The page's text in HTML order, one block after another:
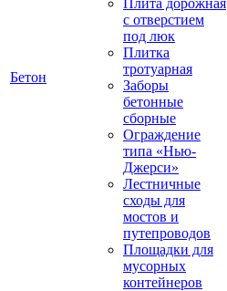
Бетон
Плита дорожная
с отверстием
под люк
Плитка
тротуарная
Заборы
бетонные
сборные
Ограждение
типа «Нью-
Джерси»
Лестничные
сходы для
мостов и
путепроводов
Площадки для
мусорных
контейнеров